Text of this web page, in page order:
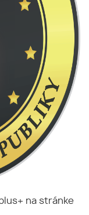
na stránke